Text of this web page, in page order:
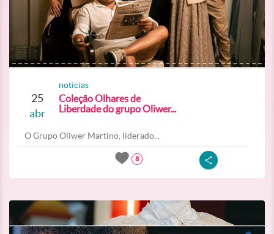
25
abr
noticias
Coleção Olhares de
Liberdade do grupo Oliwer...
O Grupo Oliwer Martino, liderado...
8